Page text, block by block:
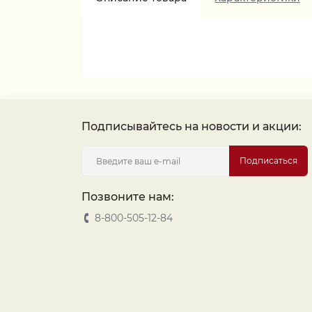
Подписывайтесь на новости и акции:
Подписаться
Позвоните нам:
8-800-505-12-84